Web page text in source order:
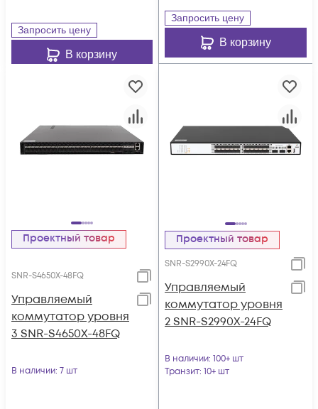
Запросить цену
В корзину
Запросить цену
В корзину
Проектный товар
SNR-S4650X-48FQ
Управляемый
коммутатор уровня
3 SNR-S4650X-48FQ
В наличии: 7 шт
Проектный товар
SNR-S2990X-24FQ
Управляемый
коммутатор уровня
2 SNR-S2990X-24FQ
В наличии: 100+ шт
Транзит: 10+ шт